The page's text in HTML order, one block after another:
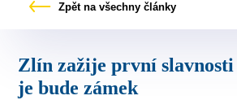
vyřídit Potřebuji zaplatit
Zpět na všechny články
Zlín zažije první slavnosti vína, hostit
je bude zámek